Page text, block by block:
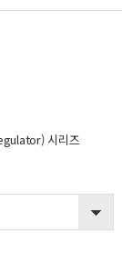
시리즈